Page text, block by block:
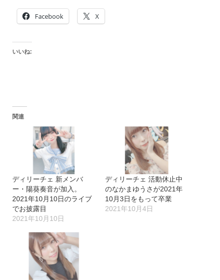
Facebook X
いいね:
関連
ディリーチェ 新メンバ
ー・陽葵奏音が加入。
2021年10月10日のライブ
でお披露目
2021年10月10日
ディリーチェ 活動休止中
のなかまゆうさが2021年
10月3日をもって卒業
2021年10月4日